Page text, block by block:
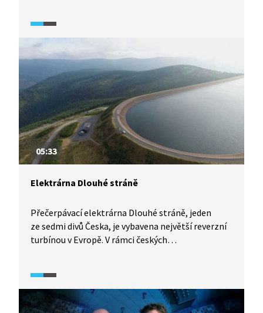
tedy takových, které mají výkon do 10 000 kW.
Podívejte se, jak fungují.
05:33
Elektrárna Dlouhé stráně
Přečerpávací elektrárna Dlouhé stráně, jeden
ze sedmi divů Česka, je vybavena největší reverzní
turbínou v Evropě. V rámci českých
v republice. Jak elektrárna funguje a další
podrobnosti o ní představí tato ukázka.